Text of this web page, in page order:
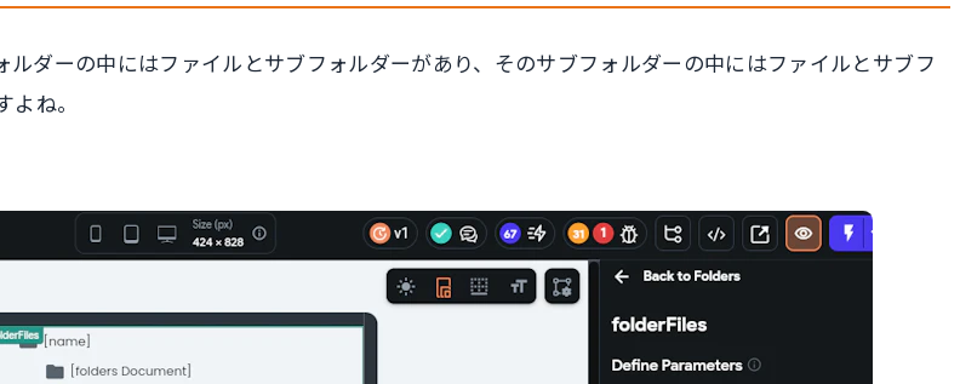
ダーの中にはファイルとサブフォルダーがあり、そのサブフォルダーの中にはファイルとサブフ
ね。